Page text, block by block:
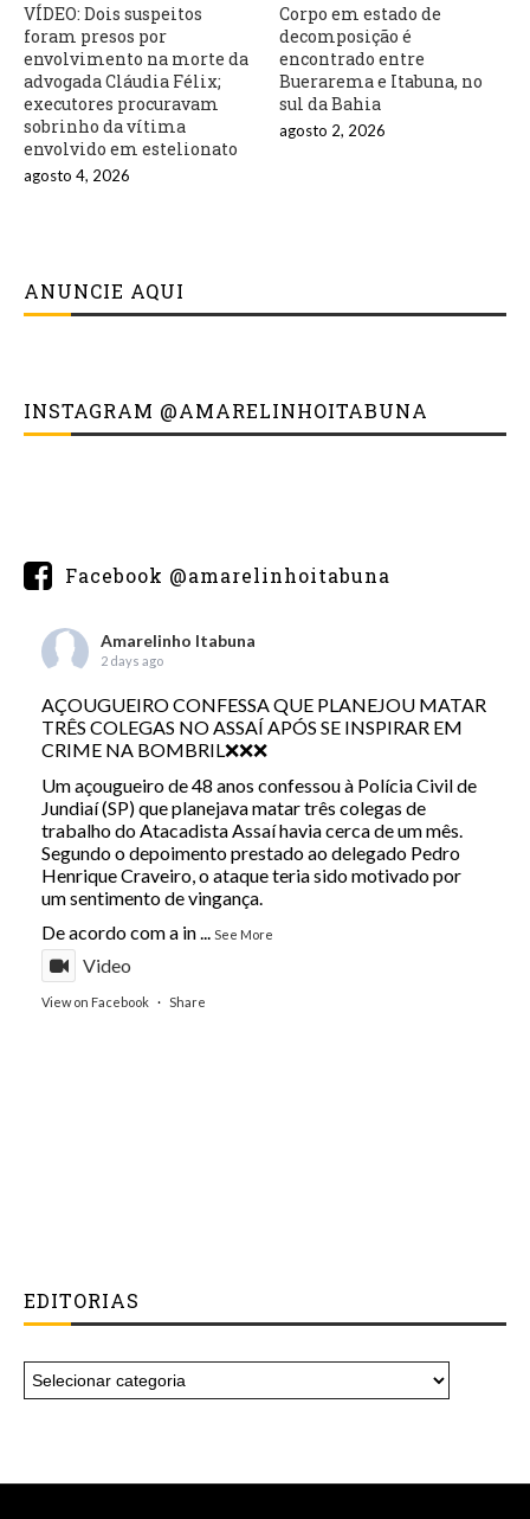
VÍDEO: Dois suspeitos
foram presos por
envolvimento na morte da
advogada Cláudia Félix;
executores procuravam
sobrinho da vítima
envolvido em estelionato
agosto 4, 2026
Corpo em estado de
decomposição é
encontrado entre
Buerarema e Itabuna, no
sul da Bahia
agosto 2, 2026
ANUNCIE AQUI
INSTAGRAM @AMARELINHOITABUNA
Facebook @amarelinhoitabuna
Amarelinho Itabuna
2 days ago
AÇOUGUEIRO CONFESSA QUE PLANEJOU MATAR
TRÊS COLEGAS NO ASSAÍ APÓS SE INSPIRAR EM
CRIME NA BOMBRIL❌❌❌
Um açougueiro de 48 anos confessou à Polícia Civil de
Jundiaí (SP) que planejava matar três colegas de
trabalho do Atacadista Assaí havia cerca de um mês.
Segundo o depoimento prestado ao delegado Pedro
Henrique Craveiro, o ataque teria sido motivado por
um sentimento de vingança.
De acordo com a in
See More
Video
View on Facebook · Share
EDITORIAS